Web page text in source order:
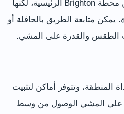
محطة Portslade أقرب من محطة Brighton الرئيسية، لكنها
يمكن متابعة الطريق بالحافلة أو
الطقس والقدرة على المشي.
المنطقة، وتتوفر أماكن لتثبيت
على المشي الوصول من وسط